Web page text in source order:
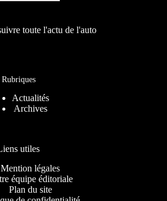
toute l'actu de l'auto
Rubriques
Actualités
Archives
utiles
Mention légales
équipe éditoriale
Plan du site